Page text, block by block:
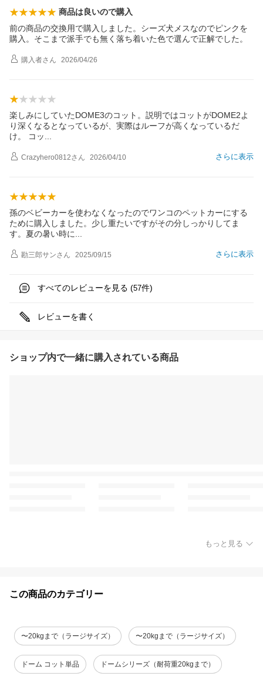
商品は良いので購入
前の商品の交換用で購入しました。シーズ犬メスなのでピンクを
購入。そこまで派手でも無く落ち着いた色で選んで正解でした。
購入者さん 2026/04/26
楽しみにしていたDOME3のコット。説明ではコットがDOME2よ
り深くなるとなっているが、実際はルーフが高くなっているだ
け。 コ ッ
さらに表示
Crazyhero0812さん 2026/04/10
孫のベビーカーを使わなくなったのでワンコのペットカーにする
ために購入しました。少し重たいですがその分しっかりしてま
す。夏の暑い時に
さらに表示
勘三郎サンさん 2025/09/15
すべてのレビューを見る (57件)
レビューを書く
ショップ内で一緒に購入されている商品
もっと見る
この商品のカテゴリー
〜20kgまで（ラージサイズ） 〜20kgまで（ラージサイズ）
ドーム コット単品 ドームシリーズ（耐荷重20kgまで）